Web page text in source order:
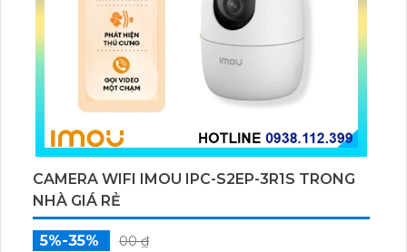
CAMERA WIFI IMOU IPC-S2EP-3R1S TRONG
NHÀ GIÁ RẺ
5%-35%
00 ₫